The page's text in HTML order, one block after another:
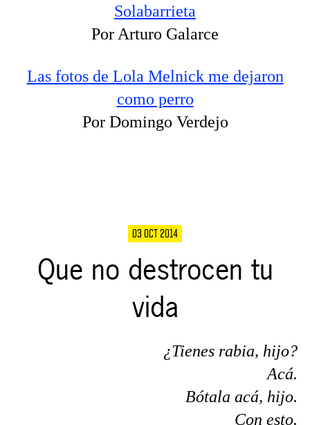
Solabarrieta
Por Arturo Galarce
Las fotos de Lola Melnick me dejaron
como perro
Por Domingo Verdejo
03 OCT 2014
Que no destrocen tu
vida
¿Tienes rabia, hijo?
Acá.
Bótala acá, hijo.
Con esto.